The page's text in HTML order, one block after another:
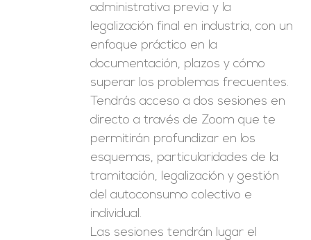
administrativa previa y la
legalización final en industria, con un
enfoque práctico en la
documentación, plazos y cómo
superar los problemas frecuentes.
Tendrás acceso a dos sesiones en
directo a través de Zoom que te
permitirán profundizar en los
esquemas, particularidades de la
tramitación, legalización y gestión
del autoconsumo colectivo e
individual.
Las sesiones tendrán lugar el